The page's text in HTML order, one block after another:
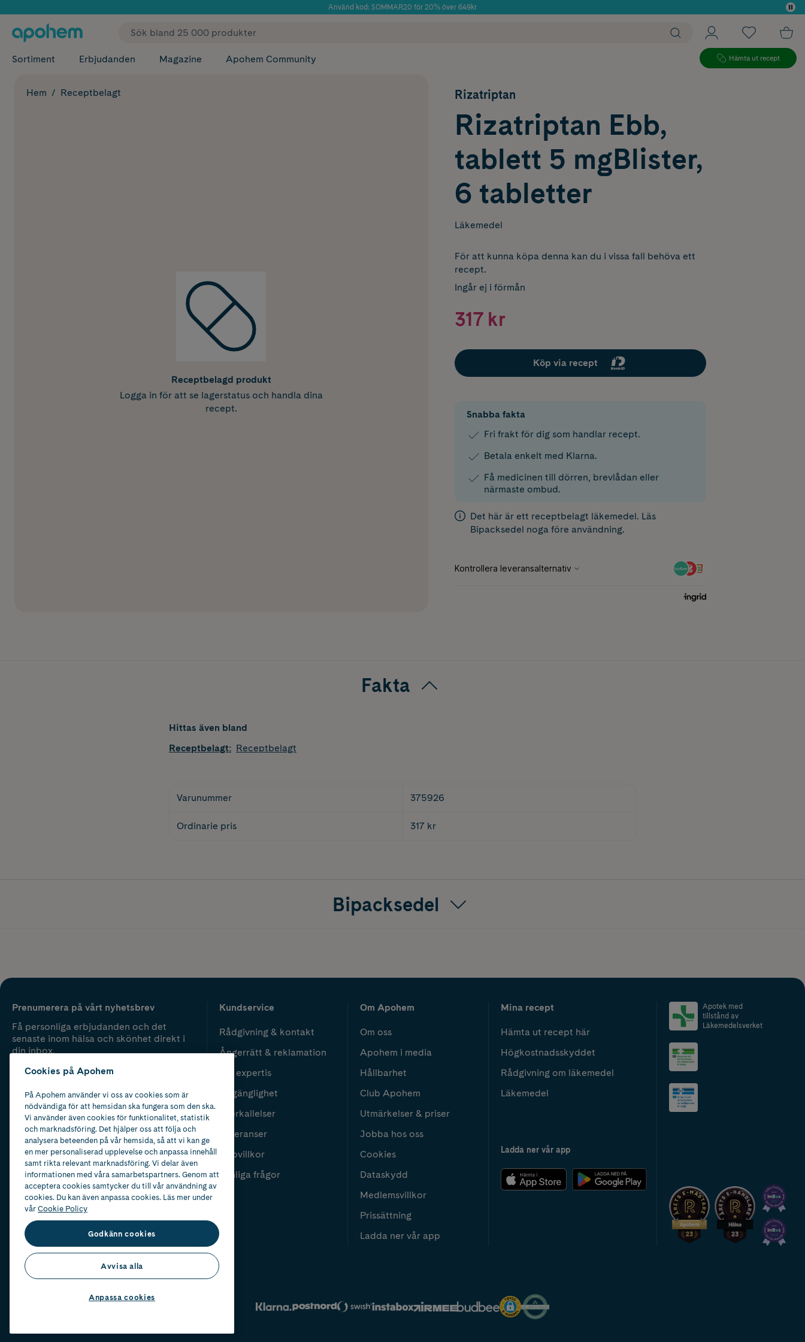
Använd kod: SOMMAR20 för 20% över 649kr
✓ Fri frakt
Sortiment Erbjudanden Magazine Apohem Community Hämta ut recept
Hem Receptbelagt
Receptbelagd produkt
Logga in för att se lagerstatus och handla dina
recept.
Rizatriptan
Rizatriptan Ebb,
tablett 5 mgBlister,
6 tabletter
Läkemedel
För att kunna köpa denna kan du i vissa fall behöva ett
recept.
Ingår ej i förmån
317 kr
Köp via recept
Snabba fakta
Fri frakt för dig som handlar recept.
Betala enkelt med Klarna.
Få medicinen till dörren, brevlådan eller
närmaste ombud.
Det här är ett receptbelagt läkemedel. Läs
Bipacksedel noga före användning.
Fakta
Hittas även bland
Receptbelagt: Receptbelagt
Varunummer 375926
Ordinarie pris 317 kr
Bipacksedel
Prenumerera på vårt nyhetsbrev
Få personliga erbjudanden och det
senaste inom hälsa och skönhet direkt i
din inbox.
Kundservice
Rådgivning & kontakt
Ångerrätt & reklamation
Vår expertis
Tillgänglighet
Återkallelser
Leveranser
Köpvillkor
Vanliga frågor
Om Apohem
Om oss
Apohem i media
Hållbarhet
Club Apohem
Utmärkelser & priser
Jobba hos oss
Cookies
Dataskydd
Medlemsvillkor
Prissättning
Ladda ner vår app
Mina recept
Hämta ut recept här
Högkostnadsskyddet
Rådgivning om läkemedel
Läkemedel
Ladda ner vår app
Apotek med
tillstånd av
Läkemedelsverket
2024
Cookies på Apohem
På Apohem använder vi oss av cookies som är
nödvändiga för att hemsidan ska fungera som den ska.
Vi använder även cookies för funktionalitet, statistik
och marknadsföring. Det hjälper oss att följa och
analysera beteenden på vår hemsida, så att vi kan ge
en mer personaliserad upplevelse och anpassa innehåll
samt rikta relevant marknadsföring. Vi delar även
informationen med våra samarbetspartners. Genom att
acceptera cookies samtycker du till vår användning av
cookies. Du kan även anpassa cookies. Läs mer under
vårCookie Policy
Godkänn cookies
Avvisa alla
Anpassa cookies